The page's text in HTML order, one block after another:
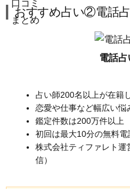
おすすめ占い②電話
電話占
占い師200名以上が在籍
恋愛や仕事など幅広い悩
鑑定件数は200万件以上
初回は最大10分の無料
株式会社ティファレト運
信）